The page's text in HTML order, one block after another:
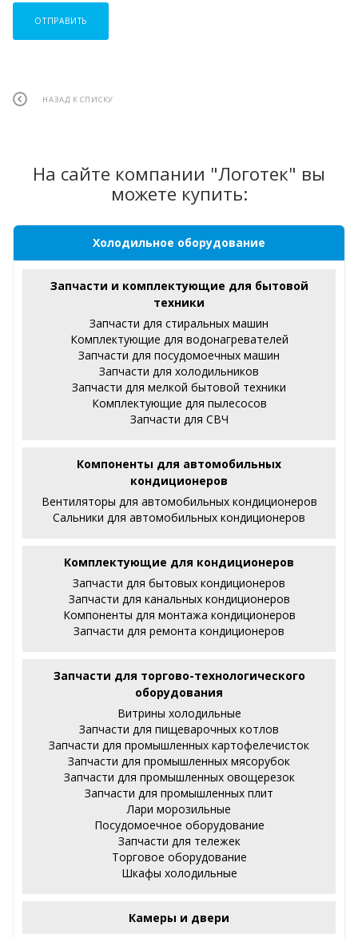
ОТПРАВИТЬ
НАЗАД К СПИСКУ
На сайте компании "Логотек" вы
можете купить:
Холодильное оборудование
Запчасти и комплектующие для бытовой
техники
Запчасти для стиральных машин
Комплектующие для водонагревателей
Запчасти для посудомоечных машин
Запчасти для холодильников
Запчасти для мелкой бытовой техники
Комплектующие для пылесосов
Запчасти для СВЧ
Компоненты для автомобильных
кондиционеров
Вентиляторы для автомобильных кондиционеров
Сальники для автомобильных кондиционеров
Комплектующие для кондиционеров
Запчасти для бытовых кондиционеров
Запчасти для канальных кондиционеров
Компоненты для монтажа кондиционеров
Запчасти для ремонта кондиционеров
Запчасти для торгово-технологического
оборудования
Витрины холодильные
Запчасти для пищеварочных котлов
Запчасти для промышленных картофелечисток
Запчасти для промышленных мясорубок
Запчасти для промышленных овощерезок
Запчасти для промышленных плит
Лари морозильные
Посудомоечное оборудование
Запчасти для тележек
Торговое оборудование
Шкафы холодильные
Камеры и двери